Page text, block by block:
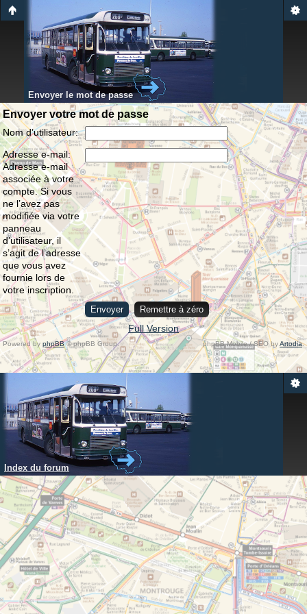
Envoyer le mot de passe
Envoyer votre mot de passe
Nom d’utilisateur:
Adresse e-mail:
Adresse e-mail
associée à votre
compte. Si vous
ne l’avez pas
modifiée via votre
panneau
d’utilisateur, il
s’agit de l’adresse
que vous avez
fournie lors de
votre inscription.
Full Version
Powered by phpBB© phpBB Group. phpBB Mobile / SEO byArtodia.
Index du forum